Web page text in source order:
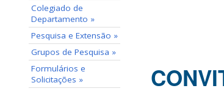
Colegiado de
Departamento »
Pesquisa e Extensão »
Grupos de Pesquisa »
Formulários e
Solicitações »